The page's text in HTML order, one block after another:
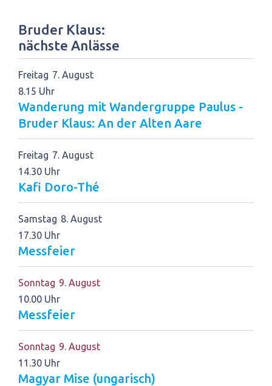
Bruder Klaus:
nächste Anlässe
Freitag 7 August
8.15 Uhr
Wanderung mit Wandergruppe Paulus -
Bruder Klaus: An der Alten Aare
Freitag 7 August
14.30 Uhr
Kafi Doro-Thé
Samstag 8 August
17.30 Uhr
Messfeier
Sonntag 9 August
10.00 Uhr
Messfeier
Sonntag 9 August
11.30 Uhr
Magyar Mise (ungarisch)